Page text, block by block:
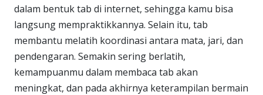
dalam bentuk tab di internet, sehingga kamu bisa
langsung mempraktikkannya. Selain itu, tab
membantu melatih koordinasi antara mata, jari, dan
pendengaran. Semakin sering berlatih,
kemampuanmu dalam membaca tab akan
meningkat, dan pada akhirnya keterampilan bermain